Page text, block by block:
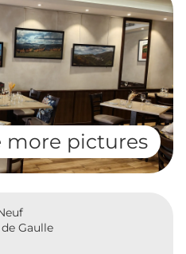
more pictures
Gaulle